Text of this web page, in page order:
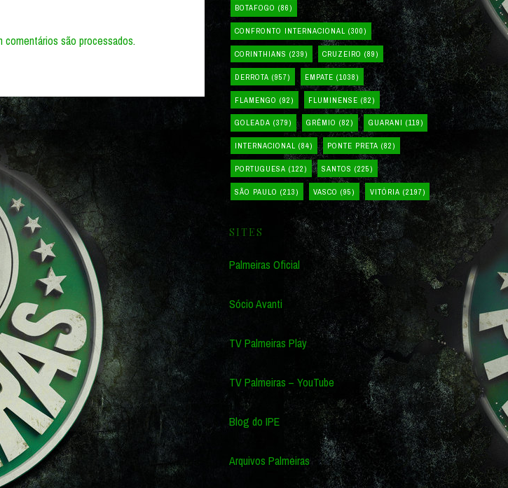
comentários são processados.
BOTAFOGO (86)
CONFRONTO INTERNACIONAL (300)
CORINTHIANS (239) CRUZEIRO (89)
DERROTA (957) EMPATE (1038)
FLAMENGO (92) FLUMINENSE (82)
GOLEADA (379) GRÊMIO (82) GUARANI (119)
INTERNACIONAL (84) PONTE PRETA (82)
PORTUGUESA (122) SANTOS (225)
SÃO PAULO (213) VASCO (95) VITÓRIA (2197)
SITES
Palmeiras Oficial
Sócio Avanti
TV Palmeiras Play
TV Palmeiras – YouTube
Blog do IPE
Arquivos Palmeiras